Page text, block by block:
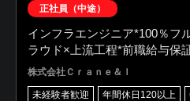
正社員（中途）
インフラエンジニア*100％フ
ラウド×上流工程*前職給与保
株式会社Ｃｒａｎｅ＆Ｉ
未経験者歓迎 年間休日120以上